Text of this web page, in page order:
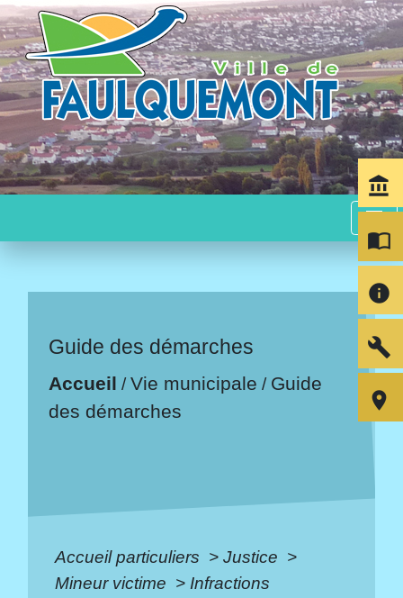
menu
Guide des démarches
Accueil /Vie municipale / Guide
des démarches
Accueil particuliers > Justice >
Mineur victime > Infractions
account_balance
import_contacts
info
build
room